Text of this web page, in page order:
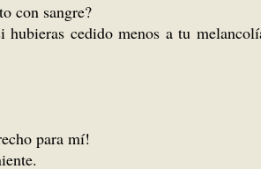
con sangre?
cedido menos a tu
para mí!